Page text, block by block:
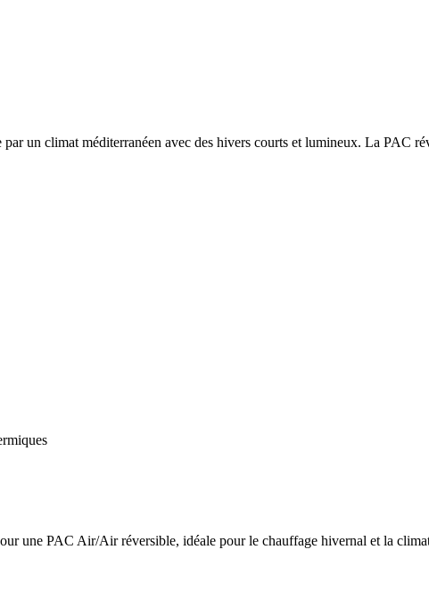
par un climat méditerranéen avec des hivers courts et lumineux. La PAC
une PAC Air/Air réversible, idéale pour le chauffage hivernal et la